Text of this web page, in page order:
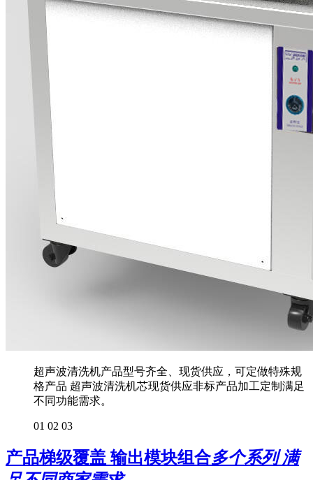
超声波清洗机产品型号齐全、现货供应，可定做特殊规
格产品 超声波清洗机芯现货供应非标产品加工定制满足
不同功能需求。
01 02 03
产品梯级覆盖 输出模块组合多个系列 满